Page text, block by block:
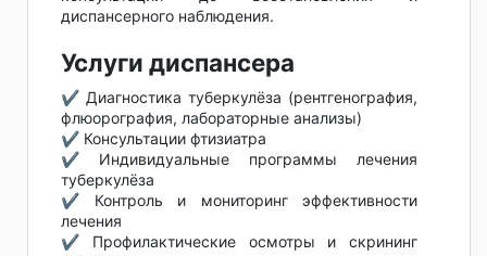
диспансерного наблюдения.
Услуги диспансера
✔ Диагностика туберкулёза (рентгенография,
флюорография, лабораторные анализы)
✔ Консультации фтизиатра
✔ Индивидуальные программы лечения
туберкулёза
✔ Контроль и мониторинг эффективности
лечения
✔ Профилактические осмотры и скрининг